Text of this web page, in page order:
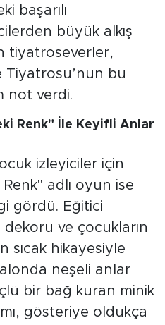
başarılı
büyük alkış
tiyatroseverler,
Tiyatrosu’nun bu
not verdi.
Renk" İle Keyifli Anlar
izleyiciler için
adlı oyun ise
gördü. Eğitici
dekoru ve çocukların
sıcak hikayesiyle
neşeli anlar
bir bağ kuran minik
gösteriye oldukça